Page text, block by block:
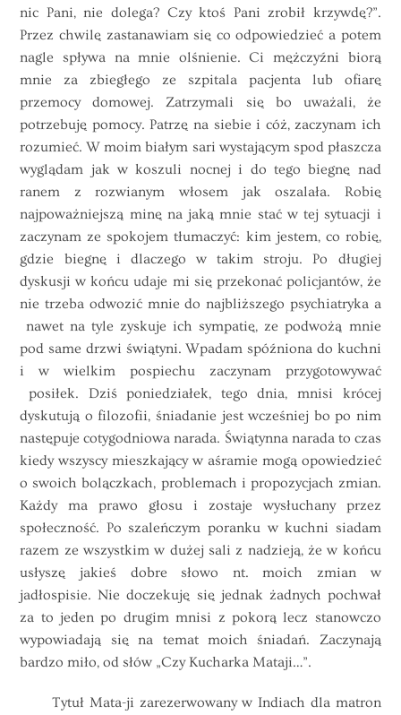
nic Pani, nie dolega? Czy ktoś Pani zrobił krzywdę?”.
Przez chwilę zastanawiam się co odpowiedzieć a potem
nagle spływa na mnie olśnienie. Ci mężczyźni biorą
mnie za zbiegłego ze szpitala pacjenta lub ofiarę
przemocy domowej. Zatrzymali się bo uważali, że
potrzebuję pomocy. Patrzę na siebie i cóż, zaczynam ich
rozumieć. W moim białym sari wystającym spod płaszcza
wyglądam jak w koszuli nocnej i do tego biegnę nad
ranem z rozwianym włosem jak oszalała. Robię
najpoważniejszą minę na jaką mnie stać w tej sytuacji i
zaczynam ze spokojem tłumaczyć: kim jestem, co robię,
gdzie biegnę i dlaczego w takim stroju. Po długiej
dyskusji w końcu udaje mi się przekonać policjantów, że
nie trzeba odwozić mnie do najbliższego psychiatryka a
nawet na tyle zyskuje ich sympatię, ze podwożą mnie
pod same drzwi świątyni. Wpadam spóźniona do kuchni
i w wielkim pospiechu zaczynam przygotowywać
posiłek. Dziś poniedziałek, tego dnia, mnisi krócej
dyskutują o filozofii, śniadanie jest wcześniej bo po nim
następuje cotygodniowa narada. Świątynna narada to czas
kiedy wszyscy mieszkający w aśramie mogą opowiedzieć
o swoich bolączkach, problemach i propozycjach zmian.
Każdy ma prawo głosu i zostaje wysłuchany przez
społeczność. Po szaleńczym poranku w kuchni siadam
razem ze wszystkim w dużej sali z nadzieją, że w końcu
usłyszę jakieś dobre słowo nt. moich zmian w
jadłospisie. Nie doczekuję się jednak żadnych pochwał
za to jeden po drugim mnisi z pokorą lecz stanowczo
wypowiadają się na temat moich śniadań. Zaczynają
bardzo miło, od słów „Czy Kucharka Mataji…”.
Tytuł Mata-ji zarezerwowany w Indiach dla matron